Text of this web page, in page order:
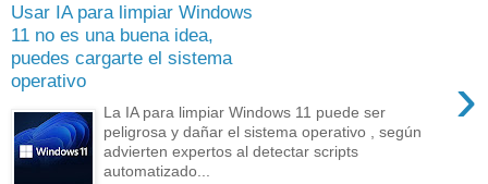
Usar IA para limpiar Windows
11 no es una buena idea,
puedes cargarte el sistema
operativo
›
La IA para limpiar Windows 11 puede ser
peligrosa y dañar el sistema operativo , según
advierten expertos al detectar scripts
automatizado...